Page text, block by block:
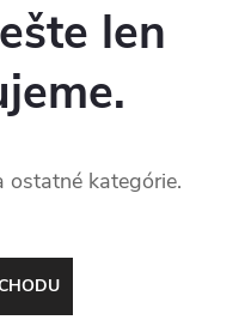
len
ostatné kategórie.